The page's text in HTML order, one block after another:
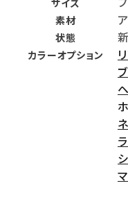
サイズ
素材
状態
カラーオプション